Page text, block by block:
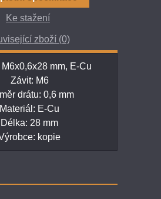
Ke stažení
zboží (0)
mm, E-Cu
Závit: M6
drátu: 0,6 mm
Materiál: E-Cu
Délka: 28 mm
kopie